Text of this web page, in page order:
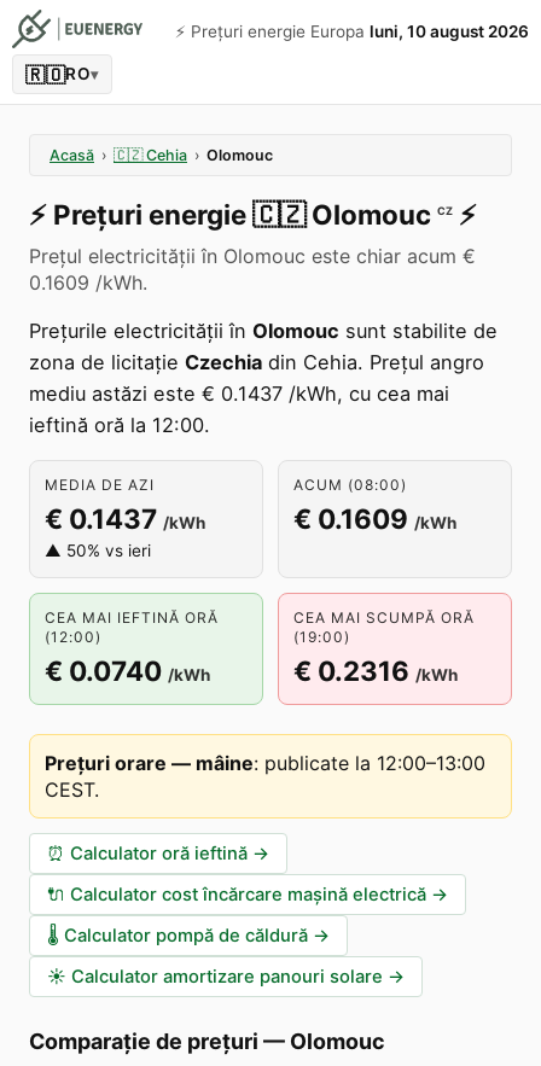
⚡️ Prețuri energie Europa luni, 10 august 2026
🇷🇴RO▾
Acasă › 🇨🇿 Cehia › Olomouc
⚡️ Prețuri energie🇨🇿 Olomouc CZ ⚡️
Prețul electricității în Olomouc este chiar acum €
0.1609 /kWh.
Prețurile electricității în Olomouc sunt stabilite de
zona de licitație Czechia din Cehia. Prețul angro
mediu astăzi este € 0.1437 /kWh, cu cea mai
ieftină oră la 12:00.
MEDIA DE AZI
€ 0.1437 /kWh
▲ 50% vs ieri
ACUM (08:00)
€ 0.1609 /kWh
CEA MAI IEFTINĂ ORĂ
(12:00)
€ 0.0740 /kWh
CEA MAI SCUMPĂ ORĂ
(19:00)
€ 0.2316 /kWh
Prețuri orare — mâine: publicate la 12:00–13:00
CEST.
⏰ Calculator oră ieftină →
🔌 Calculator cost încărcare mașină electrică →
🌡️ Calculator pompă de căldură →
☀️ Calculator amortizare panouri solare →
Comparație de prețuri — Olomouc